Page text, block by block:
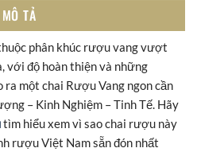
MÔ TẢ
phân khúc rượu vang vượt
với độ hoàn thiện và những
một chai Rượu Vang ngon cần
– Kinh Nghiệm – Tinh Tế. Hãy
tìm hiểu xem vì sao chai rượu này
rượu Việt Nam sẵn đón nhất